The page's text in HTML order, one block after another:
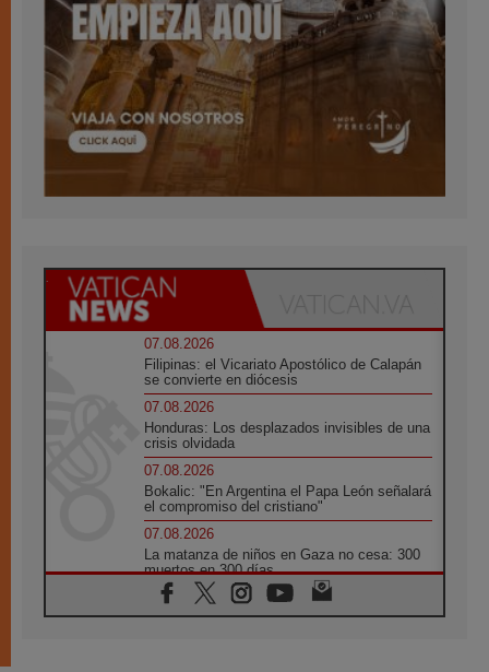
07.08.2026
Filipinas: el Vicariato Apostólico de Calapán
se convierte en diócesis
07.08.2026
Honduras: Los desplazados invisibles de una
crisis olvidada
07.08.2026
Bokalic: "En Argentina el Papa León señalará
el compromiso del cristiano"
07.08.2026
La matanza de niños en Gaza no cesa: 300
muertos en 300 días
07.08.2026
Tagle: La guerra desfigura el mundo, solo la